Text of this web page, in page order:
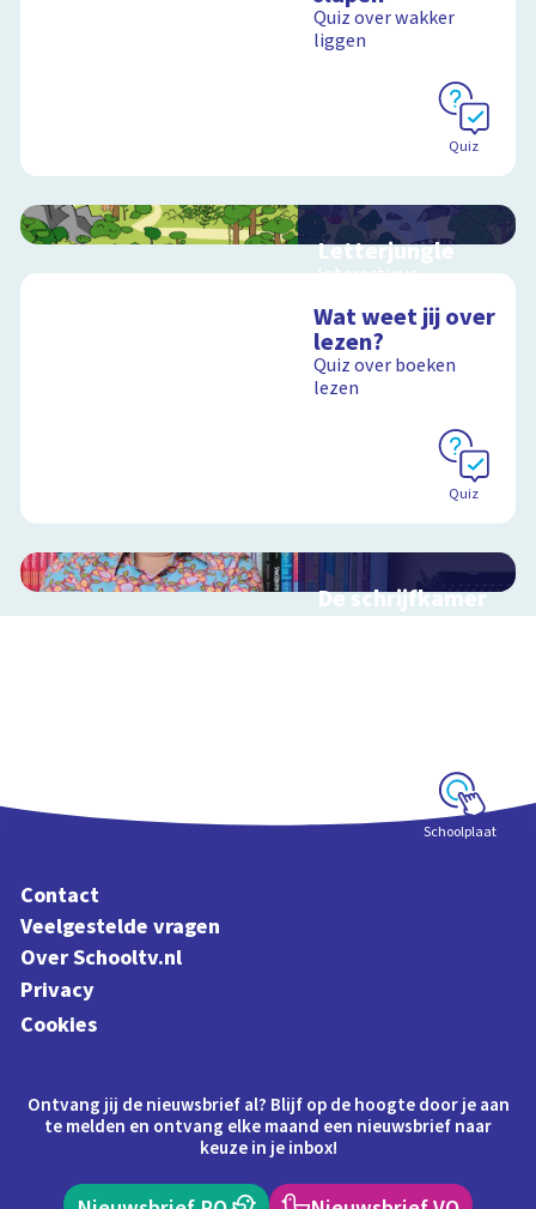
Quiz over wakker
liggen
Quiz
Letterjungle
Interactieve
letters en klanken
Wat weet jij over
lezen?
Quiz over boeken
lezen
Quiz
De schrijfkamer
van Jozua
Schoolplaat
Contact
Veelgestelde vragen
Over Schooltv.nl
Privacy
Cookies
Ontvang jij de nieuwsbrief al? Blijf op de hoogte door je aan
te melden en ontvang elke maand een nieuwsbrief naar
keuze in je inbox!